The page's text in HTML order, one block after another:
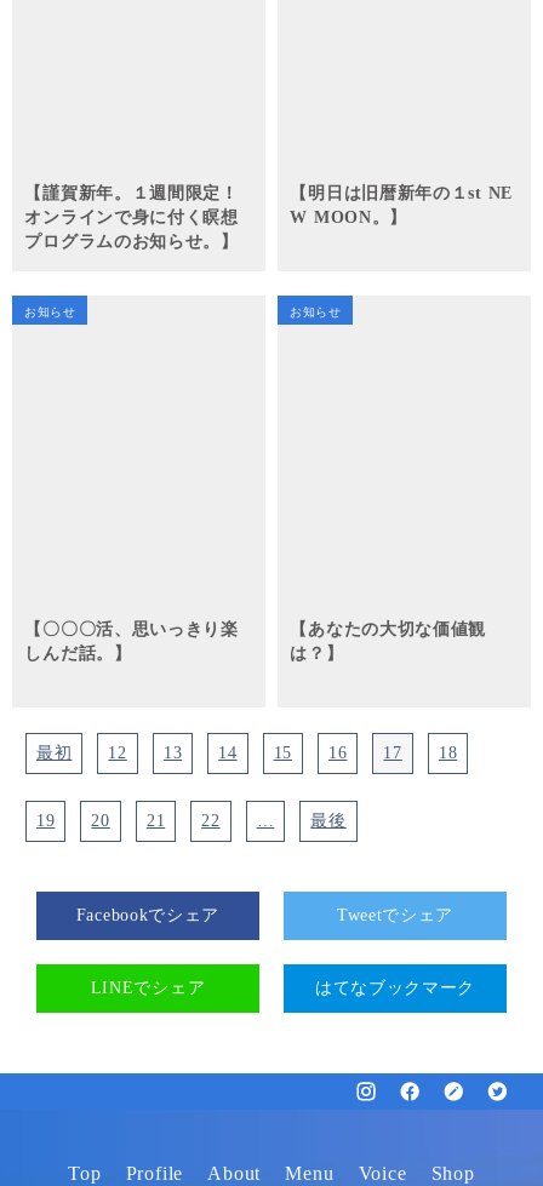
【謹賀新年。１週間限定！
オンラインで身に付く瞑想
プログラムのお知らせ。】
【明日は旧暦新年の１st NE
W MOON。】
お知らせ
【〇〇〇活、思いっきり楽
しんだ話。】
お知らせ
【あなたの大切な価値観
は？】
最初 12 13 14 15 16 17 18
19 20 21 22 … 最後
Facebookでシェア Tweetでシェア
LINEでシェア はてなブックマーク
Top Profile About Menu Voice Shop